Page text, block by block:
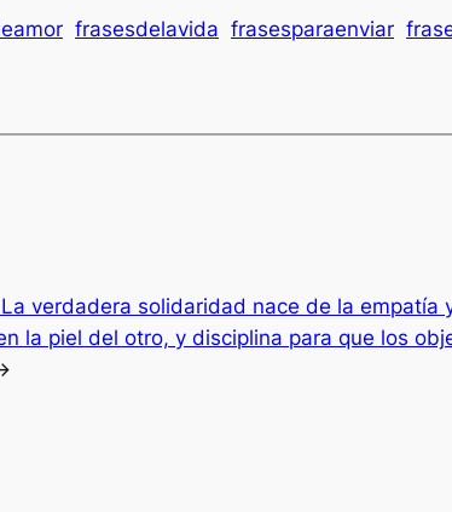
frasesdelavida frasesparaenviar
La verdadera solidaridad nace de la empatía
la piel del otro, y disciplina para que los